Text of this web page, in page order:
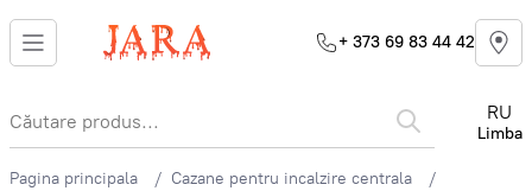
+ 373 69 83 44 42
RU
Limba
Pagina principala
Cazane pentru incalzire centrala